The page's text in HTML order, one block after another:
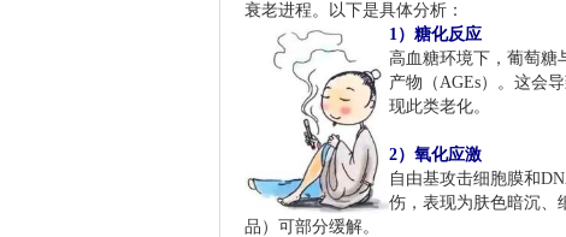
衰老进程。以下是具体分析：
1）糖化反应
高血糖环境下，葡萄糖
产物（AGEs）。这会
现此类老化。 ‌
2）氧化应激
自由基攻击细胞膜和
伤，表现为肤色暗沉、
品）可部分缓解。 ‌